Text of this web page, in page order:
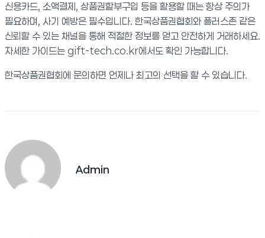
신용카드, 소액결제, 상품권할부구입 등을 활용할 때는 항상 주의가
필요하며, 사기 예방은 필수입니다. 한국상품권협회와 플러스존 같은
신뢰할 수 있는 채널을 통해 적절한 정보를 얻고 안전하게 거래하세요.
자세한 가이드는 gift-tech.co.kr에서도 확인 가능합니다.
한국상품권협회에 문의하면 언제나 최고의 선택을 할 수 있습니다.
Admin